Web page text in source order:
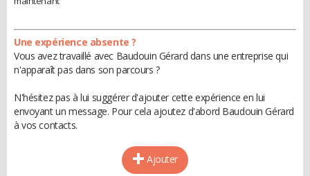
Une expérience absente ?
Vous avez travaillé avec Baudouin Gérard dans une entreprise qui
n'apparaît pas dans son parcours ?
N'hésitez pas à lui suggérer d'ajouter cette expérience en lui
envoyant un message. Pour cela ajoutez d'abord Baudouin Gérard
à vos contacts.
Ajouter